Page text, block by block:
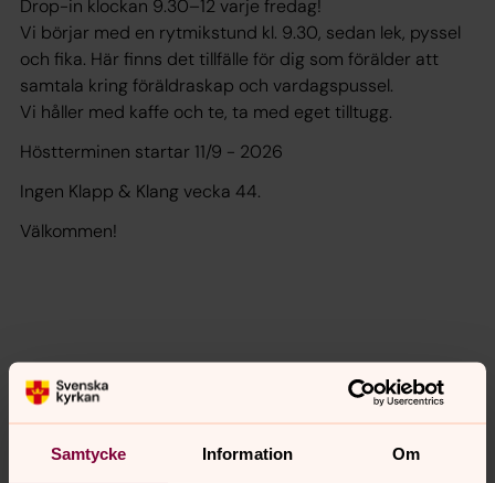
Samtycke Information Om
Drop-in klockan 9.30–12 varje fredag!
Vi börjar med en rytmikstund kl. 9.30, sedan lek, pyssel
och fika. Här finns det tillfälle för dig som förälder att
samtala kring föräldraskap och vardagspussel.
Vi håller med kaffe och te, ta med eget tilltugg.
Höstterminen startar 11/9 - 2026
Ingen Klapp & Klang vecka 44.
Välkommen!
innehåll?